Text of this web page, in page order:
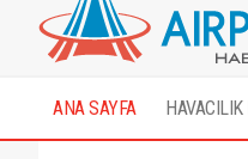
ANA SAYFA HAVACILIK